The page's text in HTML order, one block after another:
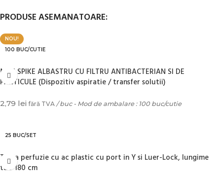
PRODUSE ASEMANATOARE:
NOU!
100 BUC/CUTIE
MINI SPIKE ALBASTRU CU FILTRU ANTIBACTERIAN SI DE
PARTICULE (Dispozitiv aspiratie / transfer solutii)
2,79 lei fără TVA / buc - Mod de ambalare : 100 buc/cutie
25 BUC/SET
Trusa perfuzie cu ac plastic cu port in Y si Luer-Lock, lungime
tub 180 cm